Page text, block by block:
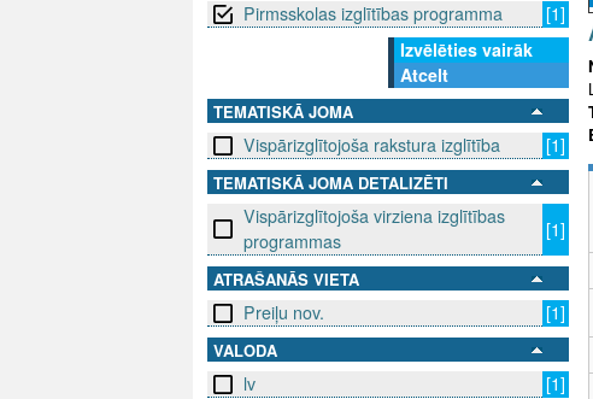
Pirmsskolas izglītības programma
[1]
Izvēlēties vairāk
Atcelt
TEMATISKĀ JOMA
Vispārizglītojoša rakstura izglītība [1]
TEMATISKĀ JOMA DETALIZĒTI
Vispārizglītojoša virziena izglītības
programmas
[1]
ATRAŠANĀS VIETA
Preiļu nov. [1]
VALODA
lv [1]